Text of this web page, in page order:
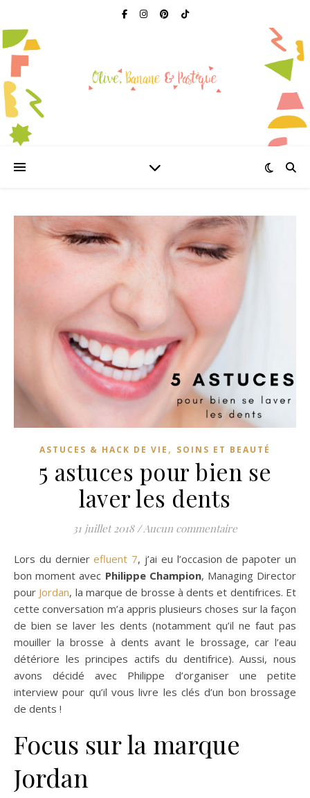
ASTUCES & HACK DE VIE , SOINS ET BEAUTÉ
5 astuces pour bien se
laver les dents
31 juillet 2018 /Aucun commentaire
Lors du dernierefluent 7, j’ai eu l’occasion de papoter un
bon moment avec Philippe Champion, Managing Director
pour Jordan, la marque de brosse à dents et dentifrices. Et
cette conversation m’a appris plusieurs choses sur la façon
de bien se laver les dents (notamment qu’il ne faut pas
mouiller la brosse à dents avant le brossage, car l’eau
détériore les principes actifs du dentifrice). Aussi, nous
avons décidé avec Philippe d’organiser une petite
interview pour qu’il vous livre les clés d’un bon brossage
de dents !
Focus sur la marque
Jordan